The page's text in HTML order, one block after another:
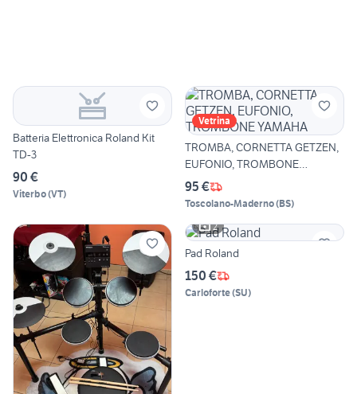
Batteria Elettronica Roland Kit
TD-3
90 €
Viterbo(VT)
Vetrina
TROMBA, CORNETTA GETZEN,
EUFONIO, TROMBONE
YAMAHA
95 €
Toscolano-Maderno(BS)
2
Pad Roland
150 €
Carloforte(SU)